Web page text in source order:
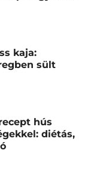
kaja:
sült
hús
diétás,